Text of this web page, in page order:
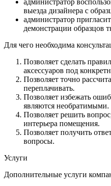
выезда дизайнера с
администратор
демонстрации образцов
Для чего необходима
Позволяет сделать
аксессуаров под
Позволяет точно
переплачивать.
Позволяет избежать
являются необратимыми.
Позволяет решить
интерьера помещения.
Позволяет получить
вопросы.
Услуги
Дополнительные услуги